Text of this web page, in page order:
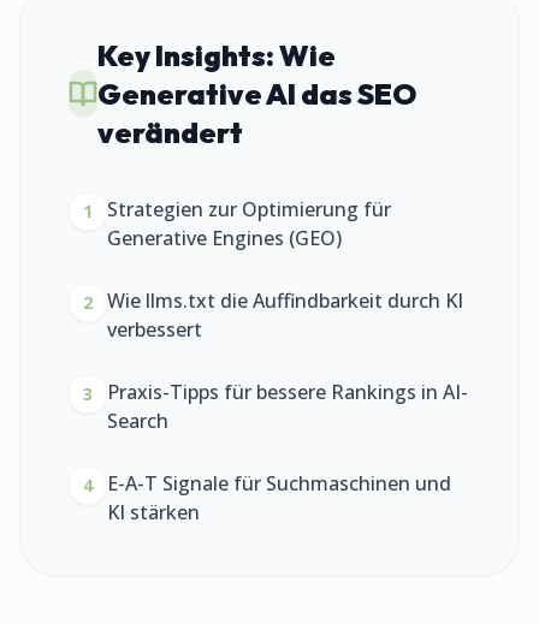
Key Insights:Wie
Generative AI das SEO
verändert
1
Strategien zur Optimierung für
Generative Engines (GEO)
2
Wie llms.txt die Auffindbarkeit durch KI
verbessert
3
Praxis-Tipps für bessere Rankings in AI-
Search
4
E-A-T Signale für Suchmaschinen und
KI stärken